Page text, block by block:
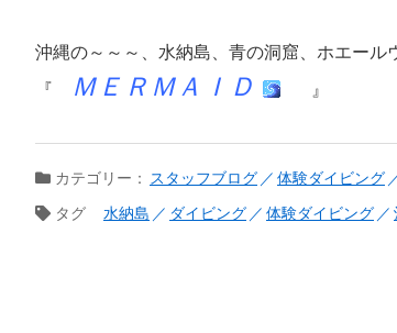
沖縄の～～～、 水納島 青の洞窟 ホエール
『
ＭＥＲＭＡＩＤ 』
カテゴリー： スタッフブログ 体験ダイビング
タグ
水納島 ダイビング 体験ダイビング